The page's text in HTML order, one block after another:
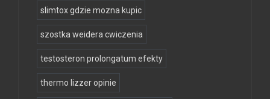
slimtox gdzie mozna kupic
szostka weidera cwiczenia
testosteron prolongatum efekty
thermo lizzer opinie